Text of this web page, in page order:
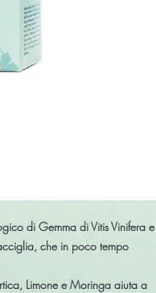
di Gemma di Vitis Vinifera e
che in poco tempo
Limone e Moringa aiuta a